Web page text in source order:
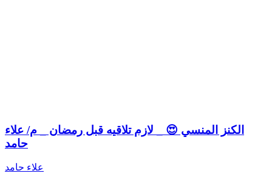
الكنز المنسي 😍 _ لازم تلاقيه قبل رمضان _ م/ علاء
حامد
علاء حامد